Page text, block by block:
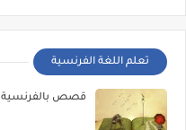
تعلم اللغة الفرنسية
قصص بالفرنسية